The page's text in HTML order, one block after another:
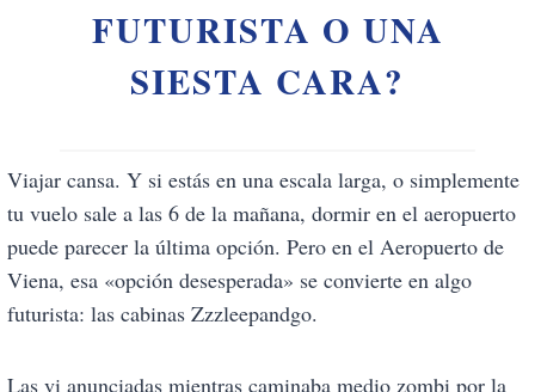
FUTURISTA O UNA
SIESTA CARA?
Viajar cansa. Y si estás en una escala larga, o simplemente
tu vuelo sale a las 6 de la mañana, dormir en el aeropuerto
puede parecer la última opción. Pero en el Aeropuerto de
Viena, esa «opción desesperada» se convierte en algo
futurista: las cabinas Zzzleepandgo.
Las vi anunciadas mientras caminaba medio zombi por la